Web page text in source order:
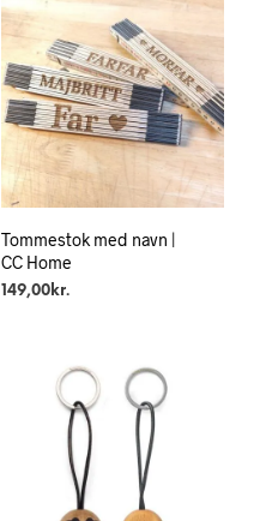
Tommestok med navn |
CC Home
149,00kr.